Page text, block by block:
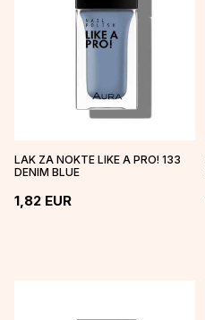
LAK ZA NOKTE LIKE A PRO! 133
DENIM BLUE
1,82 EUR